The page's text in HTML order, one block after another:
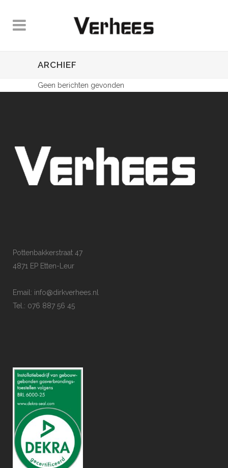
ARCHIEF
Geen berichten gevonden
Pottenbakkerstraat 47
4871 EP Etten-Leur
Email: info@dirkverhees.nl
Tel.: 076 887 56 45